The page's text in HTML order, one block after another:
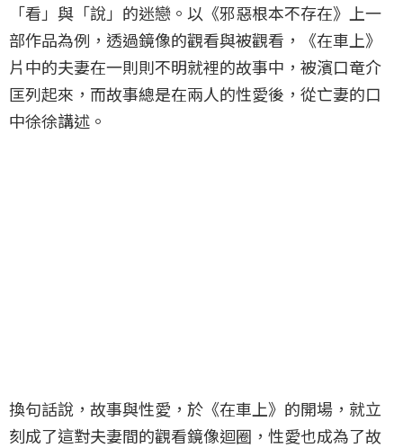
「看」與「說」的迷戀。以《邪惡根本不存在》上一
部作品為例，透過鏡像的觀看與被觀看，《在車上》
片中的夫妻在一則則不明就裡的故事中，被濱口竜介
匡列起來，而故事總是在兩人的性愛後，從亡妻的口
中徐徐講述。
換句話說，故事與性愛，於《在車上》的開場，就立
刻成了這對夫妻間的觀看鏡像迴圈，性愛也成為了故